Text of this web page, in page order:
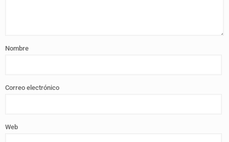
Nombre
Correo electrónico
Web